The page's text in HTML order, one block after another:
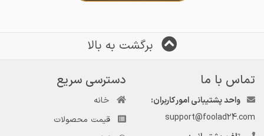
برگشت به بالا
تماس با ما
واحد پشتیبانی امور کاربران:
support@foolad24.com
دسترسی سریع
خانه
قیمت محصولات